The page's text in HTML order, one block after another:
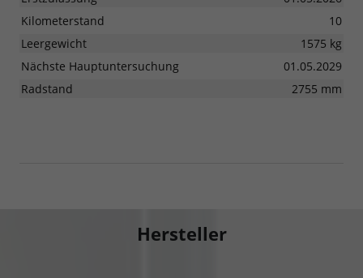
Kilometerstand
10
Leergewicht
1575 kg
Nächste Hauptuntersuchung
01.05.2029
Radstand
2755 mm
Hersteller